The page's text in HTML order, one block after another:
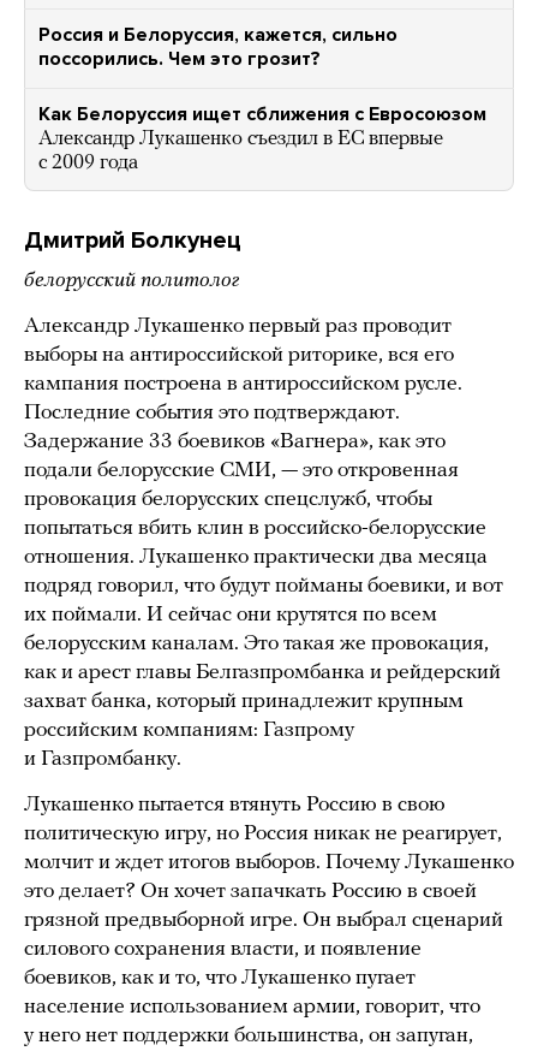
Россия и Белоруссия, кажется, сильно
поссорились. Чем это грозит?
Как Белоруссия ищет сближения с Евросоюзом
Александр Лукашенко съездил в ЕС впервые
с 2009 года
Дмитрий Болкунец
белорусский политолог
Александр Лукашенко первый раз проводит
выборы на антироссийской риторике, вся его
кампания построена в антироссийском русле.
Последние события это подтверждают.
Задержание 33 боевиков «Вагнера», как это
подали белорусские СМИ, — это откровенная
провокация белорусских спецслужб, чтобы
попытаться вбить клин в российско-белорусские
отношения. Лукашенко практически два месяца
подряд говорил, что будут пойманы боевики, и вот
их поймали. И сейчас они крутятся по всем
белорусским каналам. Это такая же провокация,
как и арест главы Белгазпромбанка и рейдерский
захват банка, который принадлежит крупным
российским компаниям: Газпрому
и Газпромбанку.
Лукашенко пытается втянуть Россию в свою
политическую игру, но Россия никак не реагирует,
молчит и ждет итогов выборов. Почему Лукашенко
это делает? Он хочет запачкать Россию в своей
грязной предвыборной игре. Он выбрал сценарий
силового сохранения власти, и появление
боевиков, как и то, что Лукашенко пугает
население использованием армии, говорит, что
у него нет поддержки большинства, он запуган,